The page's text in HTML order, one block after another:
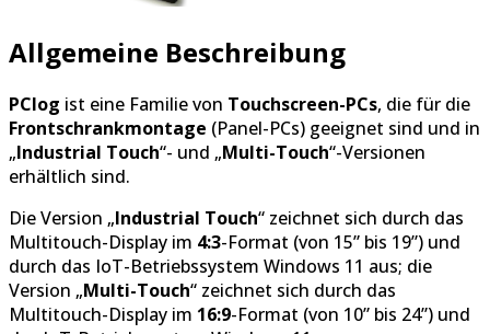
Allgemeine Beschreibung
PClog ist eine Familie von Touchscreen-PCs, die für die
Frontschrankmontage (Panel-PCs) geeignet sind und in
„Industrial Touch“- und „Multi-Touch“-Versionen
erhältlich sind.
Die Version „Industrial Touch“ zeichnet sich durch das
Multitouch-Display im 4:3-Format (von 15” bis 19”) und
durch das IoT-Betriebssystem Windows 11 aus; die
Version „Multi-Touch“ zeichnet sich durch das
Multitouch-Display im 16:9-Format (von 10” bis 24”) und